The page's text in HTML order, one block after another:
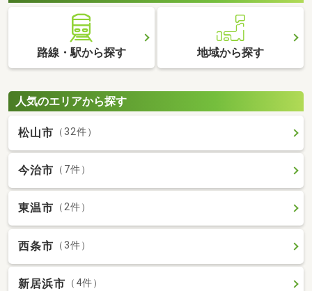
路線・駅から探す 地域から探す
人気のエリアから探す
松山市 （32件）
今治市 （7件）
東温市 （2件）
西条市 （3件）
新居浜市 （4件）